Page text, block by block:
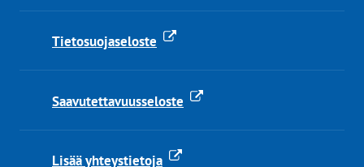
Tietosuojaseloste
Saavutettavuusseloste
Lisää yhteystietoja